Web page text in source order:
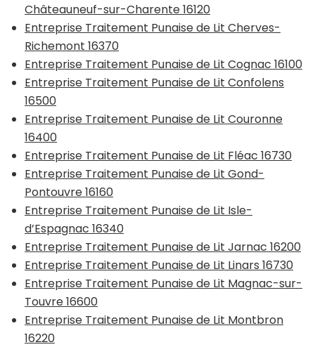
Châteauneuf-sur-Charente 16120
Entreprise Traitement Punaise de Lit Cherves-
Richemont 16370
Entreprise Traitement Punaise de Lit Cognac 16100
Entreprise Traitement Punaise de Lit Confolens
16500
Entreprise Traitement Punaise de Lit Couronne
16400
Entreprise Traitement Punaise de Lit Fléac 16730
Entreprise Traitement Punaise de Lit Gond-
Pontouvre 16160
Entreprise Traitement Punaise de Lit Isle-
d’Espagnac 16340
Entreprise Traitement Punaise de Lit Jarnac 16200
Entreprise Traitement Punaise de Lit Linars 16730
Entreprise Traitement Punaise de Lit Magnac-sur-
Touvre 16600
Entreprise Traitement Punaise de Lit Montbron
16220